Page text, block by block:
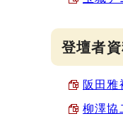
登壇者
阪田雅
柳澤協